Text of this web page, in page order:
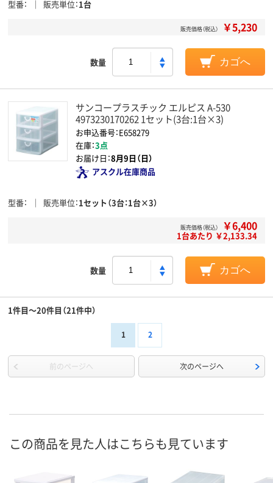
型番 販売単位 1台
販売価格（税込） ￥5,230
数量 カゴへ
サンコープラスチック エルピス A-530
4973230170262 1セット(3台:1台×3)
お申込番号：E658279
在庫：3点
お届け日：8月9日（日）
アスクル在庫商品
型番 販売単位 1セット（3台：1台×3）
販売価格（税込） ￥6,400
1台あたり ￥2,133.34
数量 カゴへ
1件目～20件目（21件中）
1 2
前のページへ 次のページへ
この商品を見た人はこちらも見ています